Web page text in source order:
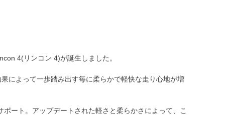
4(リンコン 4)が誕生しました。
によって一歩踏み出す毎に柔らかで軽快な走り心地が増
ート。アップデートされた軽さと柔らかさによって、こ